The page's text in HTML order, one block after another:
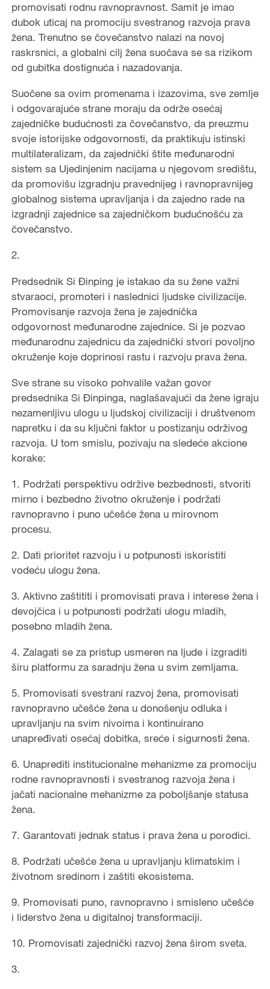
promovisati rodnu ravnopravnost. Samit je imao
dubok uticaj na promociju svestranog razvoja prava
žena. Trenutno se čovečanstvo nalazi na novoj
raskrsnici, a globalni cilj žena suočava se sa rizikom
od gubitka dostignuća i nazadovanja.
Suočene sa ovim promenama i izazovima, sve zemlje
i odgovarajuće strane moraju da održe osećaj
zajedničke budućnosti za čovečanstvo, da preuzmu
svoje istorijske odgovornosti, da praktikuju istinski
multilateralizam, da zajednički štite međunarodni
sistem sa Ujedinjenim nacijama u njegovom središtu,
da promovišu izgradnju pravednijeg i ravnopravnijeg
globalnog sistema upravljanja i da zajedno rade na
izgradnji zajednice sa zajedničkom budućnošću za
čovečanstvo.
2.
Predsednik Si Đinping je istakao da su žene važni
stvaraoci, promoteri i naslednici ljudske civilizacije.
Promovisanje razvoja žena je zajednička
odgovornost međunarodne zajednice. Si je pozvao
međunarodnu zajednicu da zajednički stvori povoljno
okruženje koje doprinosi rastu i razvoju prava žena.
Sve strane su visoko pohvalile važan govor
predsednika Si Đinpinga, naglašavajući da žene igraju
nezamenljivu ulogu u ljudskoj civilizaciji i društvenom
napretku i da su ključni faktor u postizanju održivog
razvoja. U tom smislu, pozivaju na sledeće akcione
korake:
1. Podržati perspektivu održive bezbednosti, stvoriti
mirno i bezbedno životno okruženje i podržati
ravnopravno i puno učešće žena u mirovnom
procesu.
2. Dati prioritet razvoju i u potpunosti iskoristiti
vodeću ulogu žena.
3. Aktivno zaštititi i promovisati prava i interese žena i
devojčica i u potpunosti podržati ulogu mladih,
posebno mladih žena.
4. Zalagati se za pristup usmeren na ljude i izgraditi
širu platformu za saradnju žena u svim zemljama.
5. Promovisati svestrani razvoj žena, promovisati
ravnopravno učešće žena u donošenju odluka i
upravljanju na svim nivoima i kontinuirano
unapređivati osećaj dobitka, sreće i sigurnosti žena.
6. Unaprediti institucionalne mehanizme za promociju
rodne ravnopravnosti i svestranog razvoja žena i
jačati nacionalne mehanizme za poboljšanje statusa
žena.
7. Garantovati jednak status i prava žena u porodici.
8. Podržati učešće žena u upravljanju klimatskim i
životnom sredinom i zaštiti ekosistema.
9. Promovisati puno, ravnopravno i smisleno učešće
i liderstvo žena u digitalnoj transformaciji.
10. Promovisati zajednički razvoj žena širom sveta.
3.